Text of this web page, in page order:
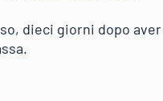
dieci giorni dopo aver